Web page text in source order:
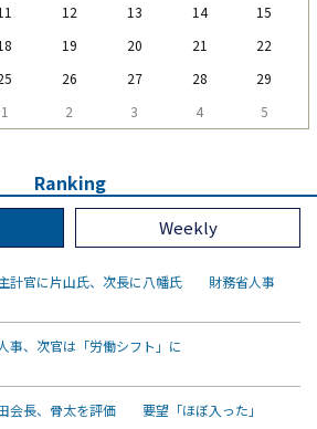
12 13 14
15
19 20 21
22
26 27 28
29
1 2 3 4 5
Ranking
Weekly
計官に片山氏、次長に八幡氏 財務省人事
事、次官は「労働シフト」に
会長、骨太を評価 要望「ほぼ入った」